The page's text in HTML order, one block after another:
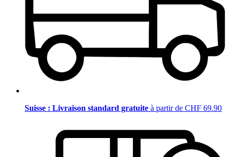
Suisse : Livraison standard gratuite à partir de CHF 69.90